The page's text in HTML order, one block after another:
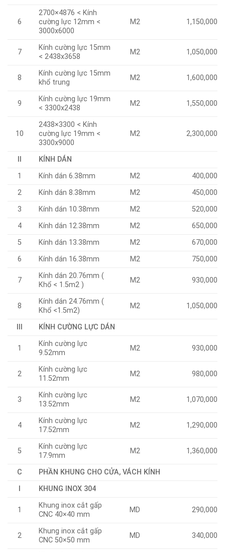
6
2700×4876 < Kính
cường lực 12mm <
3000x6000
M2 1,150,000
7
Kính cường lực 15mm
< 2438x3658
M2 1,050,000
8
Kính cường lực 15mm
khổ trung
M2 1,600,000
9
Kính cường lực 19mm
< 3300x2438
M2 1,550,000
10
2438×3300 < Kính
cường lực 19mm <
3300x9000
M2 2,300,000
KÍNH DÁN
1
Kính dán 6.38mm M2
400,000
2
Kính dán 8.38mm M2
450,000
3
Kính dán 10.38mm M2
520,000
4
Kính dán 12.38mm M2
650,000
5
Kính dán 13.38mm M2
670,000
6
Kính dán 16.38mm M2 750,000
7
Kính dán 20.76mm (
Khổ < 1.5m2 )
M2 930,000
8
Kính dán 24.76mm (
Khổ <1.5m2)
M2 1,050,000
KÍNH CƯỜNG LỰC DÁN
1
Kính cường lực
9.52mm
M2 930,000
2
Kính cường lực
11.52mm
M2 980,000
3
Kính cường lực
13.52mm
M2 1,070,000
4
Kính cường lực
17.52mm
M2 1,290,000
5
Kính cường lực
17.9mm
M2 1,360,000
C
PHẦN KHUNG CHO CỬA, VÁCH KÍNH
KHUNG INOX 304
1
Khung inox cắt gấp
CNC 40×40 mm
MD 290,000
2
Khung inox cắt gấp
CNC 50×50 mm
MD 340,000